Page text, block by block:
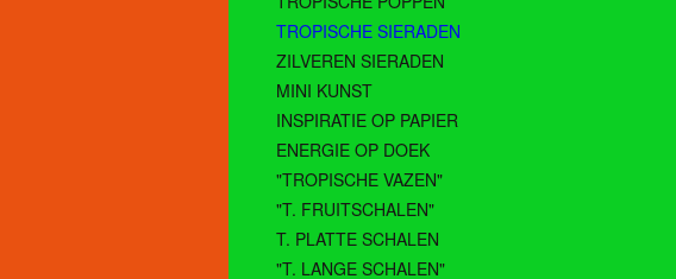
TROPISCHE SIERADEN
ZILVEREN SIERADEN
MINI KUNST
INSPIRATIE OP PAPIER
ENERGIE OP DOEK
"TROPISCHE VAZEN"
"T. FRUITSCHALEN"
T. PLATTE SCHALEN
"T. LANGE SCHALEN"